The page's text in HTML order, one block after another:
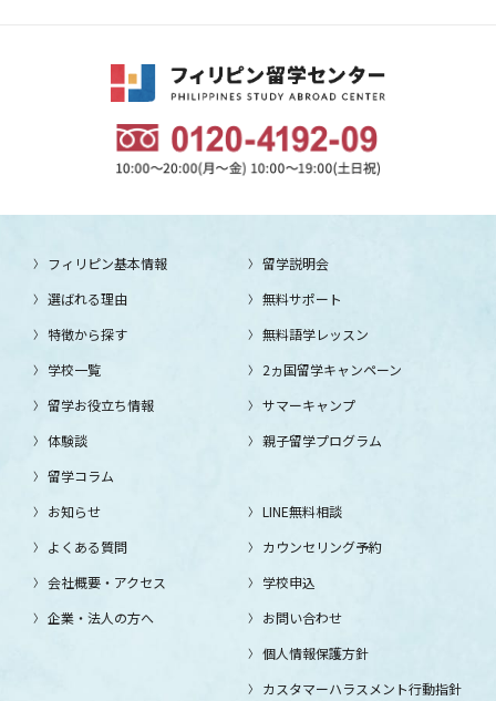
フィリピン基本情報
選ばれる理由
特徴から探す
学校一覧
留学お役立ち情報
体験談
留学コラム
留学説明会
無料サポート
無料語学レッスン
2ヵ国留学キャンペーン
サマーキャンプ
親子留学プログラム
お知らせ
よくある質問
会社概要・アクセス
企業・法人の方へ
LINE無料相談
カウンセリング予約
学校申込
お問い合わせ
個人情報保護方針
カスタマーハラスメント行動指針